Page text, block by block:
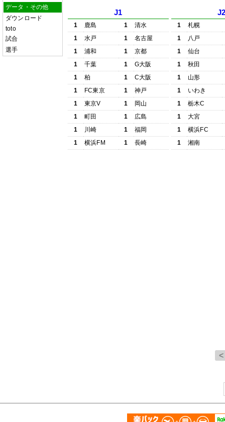
データ・その他
ダウンロード
toto
試合
選手
J1
1 鹿島 1
清水
1
水戸 1
名古屋
1
浦和 1
京都
1
千葉 1
G大阪
1
柏 1
C大阪
1
FC東京 1
神戸
1
東京V 1
岡山
1
町田 1
広島
1
川崎 1
福岡
1
横浜FM 1 長崎
1
札幌
1
八戸
1
仙台
1
秋田
1
山形
1
いわき
1
栃木C
1
大宮
1
横浜FC
1
湘南